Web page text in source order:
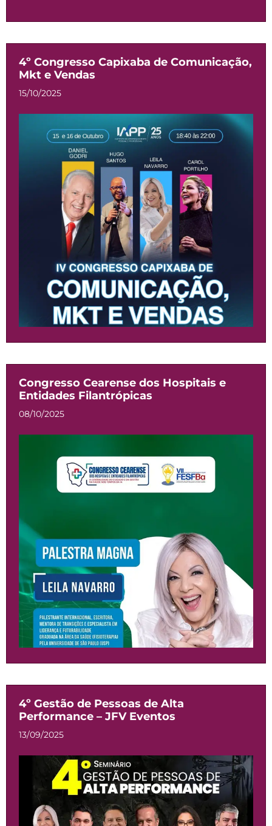
4º Congresso Capixaba de Comunicação,
Mkt e Vendas
15/10/2025
Congresso Cearense dos Hospitais e
Entidades Filantrópicas
08/10/2025
4º Gestão de Pessoas de Alta
Performance – JFV Eventos
13/09/2025